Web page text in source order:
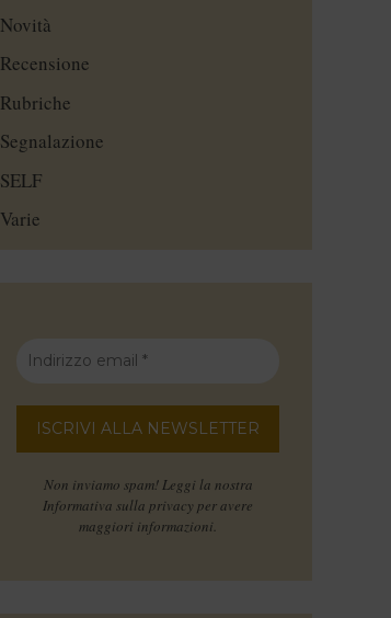
Novità
Recensione
Rubriche
Segnalazione
SELF
Varie
Non inviamo spam! Leggi la nostra
Informativa sulla privacy per avere
maggiori informazioni.